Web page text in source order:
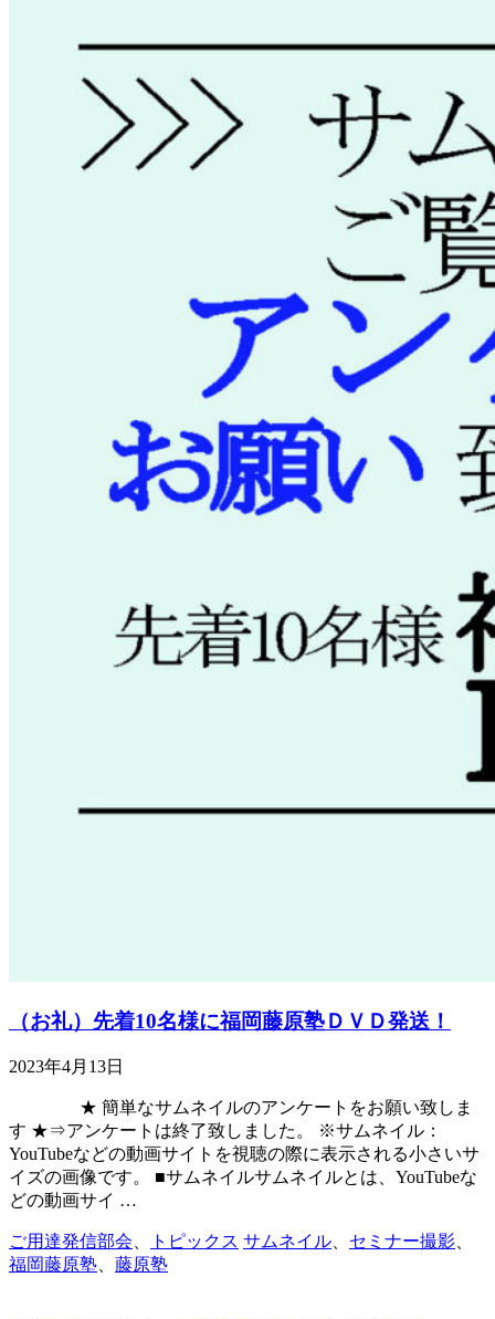
（お礼）先着10名様に福岡藤原塾ＤＶＤ発送！
2023年4月13日
★ 簡単なサムネイルのアンケートをお願い致しま
す ★⇒アンケートは終了致しました。 ※サムネイル：
YouTubeなどの動画サイトを視聴の際に表示される小さいサ
イズの画像です。 ■サムネイルサムネイルとは、YouTubeな
どの動画サイ …
ご用達発信部会、 トピックス サムネイル、 セミナー撮影、
福岡藤原塾、 藤原塾